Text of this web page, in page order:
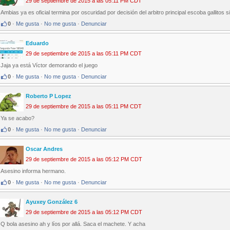
Ambias ya es oficial termina por oscuridad por decisión del arbitro principal escoba gallitos
0 · Me gusta · No me gusta · Denunciar
Eduardo
29 de septiembre de 2015 a las 05:11 PM CDT
Jaja ya está Víctor demorando el juego
0 · Me gusta · No me gusta · Denunciar
Roberto P Lopez
29 de septiembre de 2015 a las 05:11 PM CDT
Ya se acabo?
0 · Me gusta · No me gusta · Denunciar
Oscar Andres
29 de septiembre de 2015 a las 05:12 PM CDT
Asesino informa hermano.
0 · Me gusta · No me gusta · Denunciar
Ayuxey González 6
29 de septiembre de 2015 a las 05:12 PM CDT
Q bola asesino ah y líos por allá. Saca el machete. Y acha